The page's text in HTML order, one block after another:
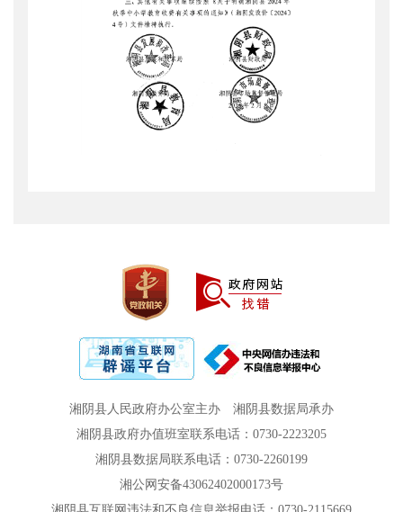
湘阴县人民政府办公室主办
湘阴县数据局承办
湘阴县政府办值班室联系电话：0730-2223205
湘阴县数据局联系电话：0730-2260199
湘公网安备43062402000173号